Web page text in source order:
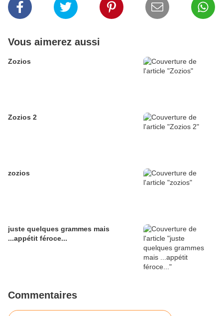
Vous aimerez aussi
Zozios
Zozios 2
zozios
juste quelques grammes mais
...appétit féroce...
Commentaires